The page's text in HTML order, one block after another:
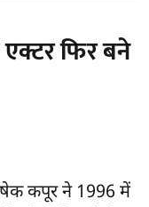
फिर बने
कपूर ने 1996 में